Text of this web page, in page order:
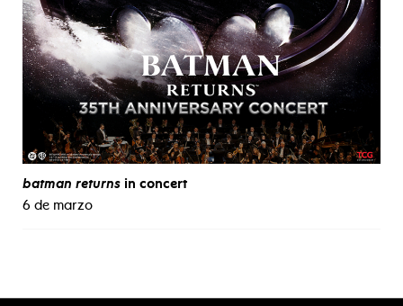
batman returns in concert
6 de marzo